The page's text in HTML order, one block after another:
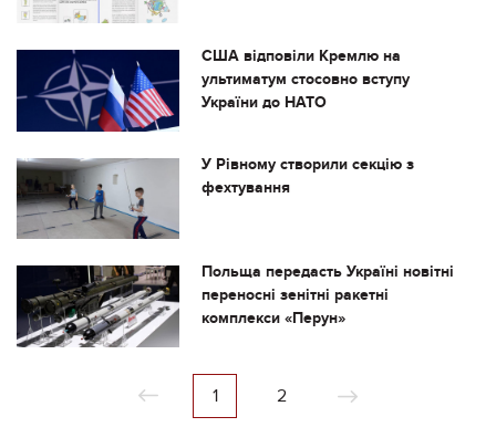
США відповіли Кремлю на
ультиматум стосовно вступу
України до НАТО
У Рівному створили секцію з
фехтування
Польща передасть Україні новітні
переносні зенітні ракетні
комплекси «Перун»
1 2